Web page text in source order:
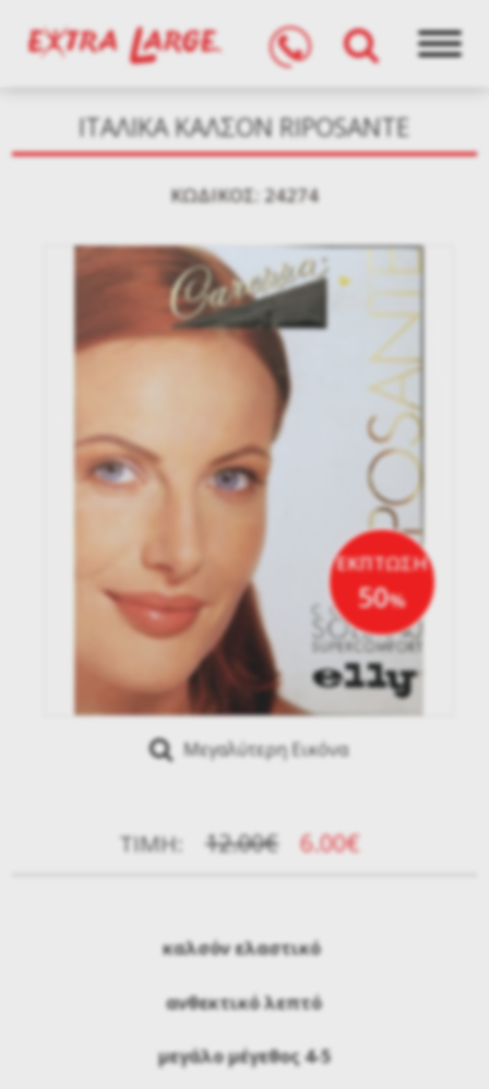
ΙΤΑΛΙΚΑ ΚΑΛΣΟΝ RIPOSANTE
KΩΔΙΚΌΣ: 24274
ΕΚΠΤΩΣΗ
50%
Μεγαλύτερη Εικόνα
ΤΙΜΉ: 12.00€ 6.00€
καλσόν ελαστικό
ανθεκτικό λεπτό
μεγάλο μέγεθος 4-5